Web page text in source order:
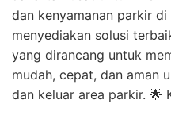
dan kenyamanan parkir di
menyediakan solusi
yang dirancang untuk
mudah, cepat, dan aman
dan keluar area parkir. 🌟